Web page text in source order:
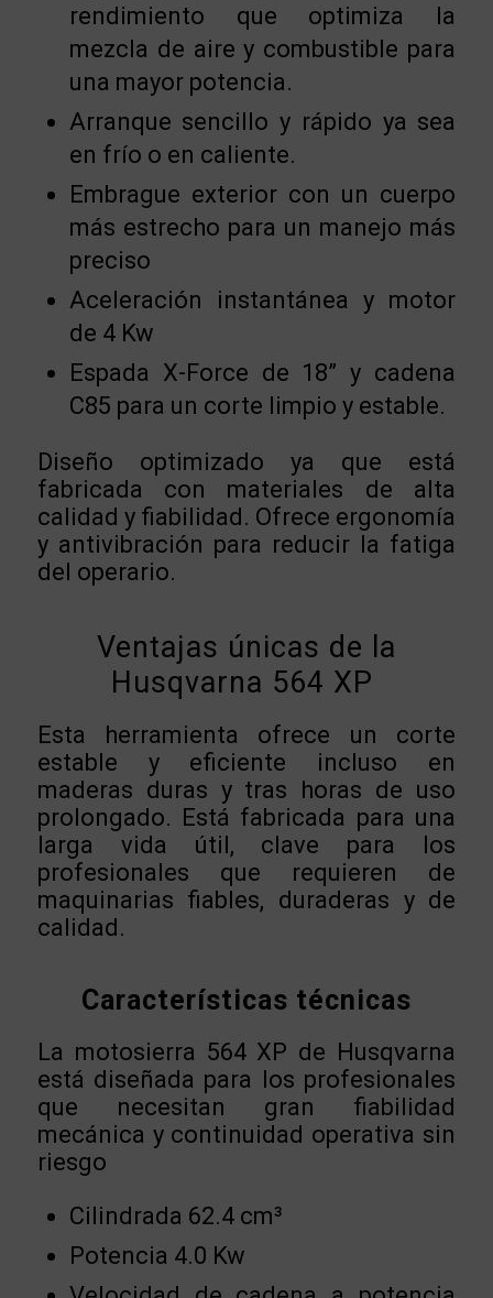
rendimiento que optimiza la
mezcla de aire y combustible para
una mayor potencia.
Arranque sencillo y rápido ya sea
en frío o en caliente.
Embrague exterior con un cuerpo
más estrecho para un manejo más
preciso
Aceleración instantánea y motor
de 4 Kw
Espada X-Force de 18” y cadena
C85 para un corte limpio y estable.
Diseño optimizado ya que está
fabricada con materiales de alta
calidad y fiabilidad. Ofrece ergonomía
y antivibración para reducir la fatiga
del operario.
Ventajas únicas de la
Husqvarna 564 XP
Esta herramienta ofrece un corte
estable y eficiente incluso en
maderas duras y tras horas de uso
prolongado. Está fabricada para una
larga vida útil, clave para los
profesionales que requieren de
maquinarias fiables, duraderas y de
calidad.
Características técnicas
La motosierra 564 XP de Husqvarna
está diseñada para los profesionales
que necesitan gran fiabilidad
mecánica y continuidad operativa sin
riesgo
Cilindrada 62.4 cm³
Potencia 4.0 Kw